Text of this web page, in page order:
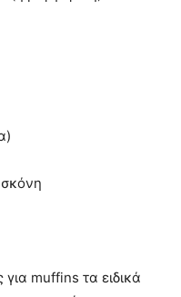
σκόνη
muffins τα ειδικά